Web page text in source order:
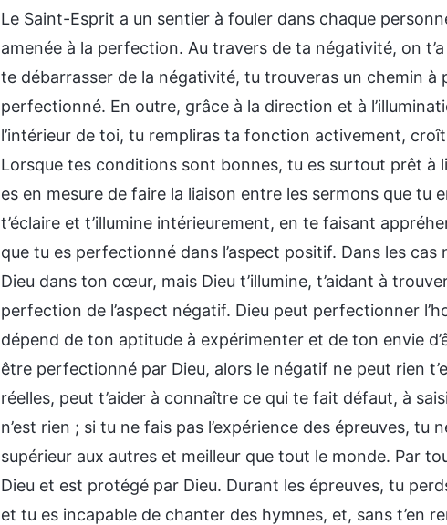
Le Saint-Esprit a un sentier à fouler dans chaque
amenée à la perfection. Au travers de ta négativité, on
te débarrasser de la négativité, tu trouveras un chemin
perfectionné. En outre, grâce à la direction et à
l’intérieur de toi, tu rempliras ta fonction activement,
Lorsque tes conditions sont bonnes, tu es surtout prêt à
es en mesure de faire la liaison entre les sermons que
t’éclaire et t’illumine intérieurement, en te faisant
que tu es perfectionné dans l’aspect positif. Dans les
Dieu dans ton cœur, mais Dieu t’illumine, t’aidant à
perfection de l’aspect négatif. Dieu peut perfectionner
dépend de ton aptitude à expérimenter et de ton envie
être perfectionné par Dieu, alors le négatif ne peut rien
réelles, peut t’aider à connaître ce qui te fait défaut, à
n’est rien ; si tu ne fais pas l’expérience des épreuves, tu
supérieur aux autres et meilleur que tout le monde. Par
Dieu et est protégé par Dieu. Durant les épreuves, tu
et tu es incapable de chanter des hymnes, et, sans t’en